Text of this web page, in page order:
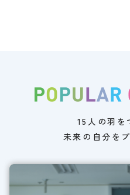
15人の羽を
未来の自分を